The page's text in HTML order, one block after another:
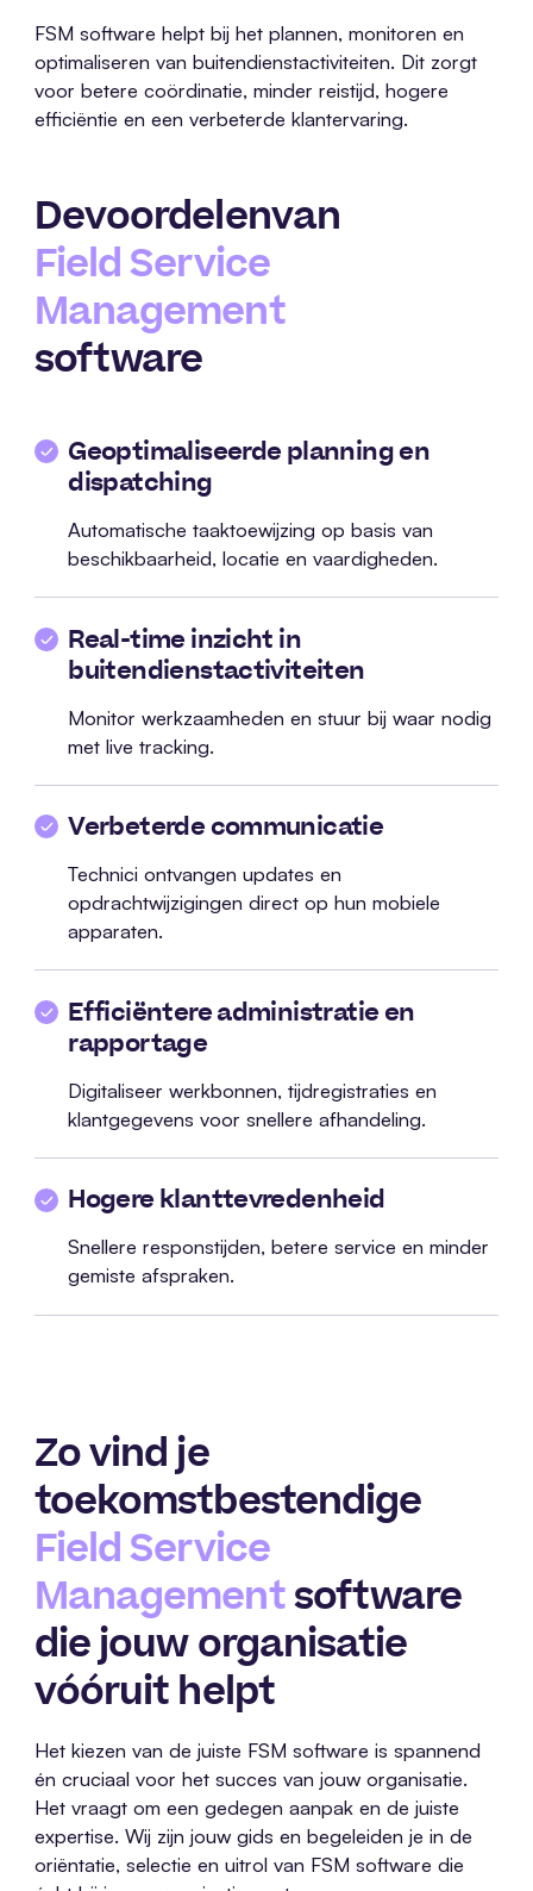
FSM software helpt bij het plannen, monitoren en
optimaliseren van buitendienstactiviteiten. Dit zorgt
voor betere coördinatie, minder reistijd, hogere
efficiëntie en een verbeterde klantervaring.
Devoordelenvan
Field Service
Management
software
Geoptimaliseerde planning en
dispatching
Automatische taaktoewijzing op basis van
beschikbaarheid, locatie en vaardigheden.
Real-time inzicht in
buitendienstactiviteiten
Monitor werkzaamheden en stuur bij waar nodig
met live tracking.
Verbeterde communicatie
Technici ontvangen updates en
opdrachtwijzigingen direct op hun mobiele
apparaten.
Efficiëntere administratie en
rapportage
Digitaliseer werkbonnen, tijdregistraties en
klantgegevens voor snellere afhandeling.
Hogere klanttevredenheid
Snellere responstijden, betere service en minder
gemiste afspraken.
Zo vind je
toekomstbestendige
Field Service
Managementsoftware
die jouw organisatie
vóóruit helpt
Het kiezen van de juiste FSM software is spannend
én cruciaal voor het succes van jouw organisatie.
Het vraagt om een gedegen aanpak en de juiste
expertise. Wij zijn jouw gids en begeleiden je in de
oriëntatie, selectie en uitrol van FSM software die